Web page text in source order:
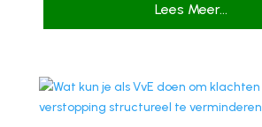
Lees Meer...